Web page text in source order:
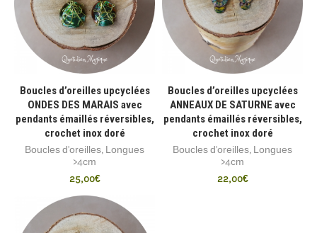
Boucles d’oreilles upcyclées
ONDES DES MARAIS avec
pendants émaillés réversibles,
crochet inox doré
Boucles d'oreilles, Longues
>4cm
25,00€
Boucles d’oreilles upcyclées
ANNEAUX DE SATURNE avec
pendants émaillés réversibles,
crochet inox doré
Boucles d'oreilles, Longues
>4cm
22,00€